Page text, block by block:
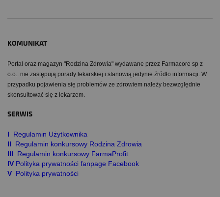
KOMUNIKAT
Portal oraz magazyn "Rodzina Zdrowia" wydawane przez Farmacore sp z
o.o.. nie zastępują porady lekarskiej i stanowią jedynie źródło informacji. W
przypadku pojawienia się problemów ze zdrowiem należy bezwzględnie
skonsultować się z lekarzem.
SERWIS
I Regulamin Użytkownika
II
Regulamin konkursowy Rodzina Zdrowia
III
Regulamin konkursowy FarmaProfit
IV Polityka prywatności fanpage Facebook
V Polityka prywatności